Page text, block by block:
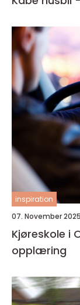
inspiration
07. November 2025
Kjøreskole i
opplæring